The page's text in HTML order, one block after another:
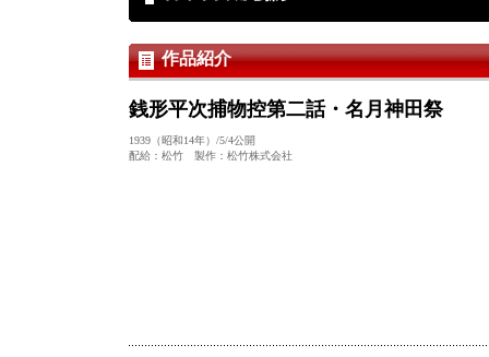
作品紹介
銭形平次捕物控第二話・名月神田祭
1939（昭和14年）/5/4公開
配給：松竹 製作：松竹株式会社